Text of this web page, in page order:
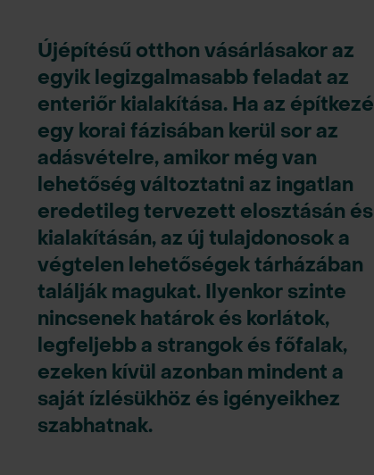
Újépítésű otthon vásárlásakor az
egyik legizgalmasabb feladat az
enteriőr kialakítása. Ha az
egy korai fázisában kerül sor az
adásvételre, amikor még van
lehetőség változtatni az ingatlan
eredetileg tervezett elosztásán és
kialakításán, az új tulajdonosok a
végtelen lehetőségek tárházában
találják magukat. Ilyenkor szinte
nincsenek határok és korlátok,
legfeljebb a strangok és főfalak,
ezeken kívül azonban mindent a
saját ízlésükhöz és igényeikhez
szabhatnak.